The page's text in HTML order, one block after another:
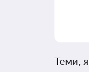
Теми,